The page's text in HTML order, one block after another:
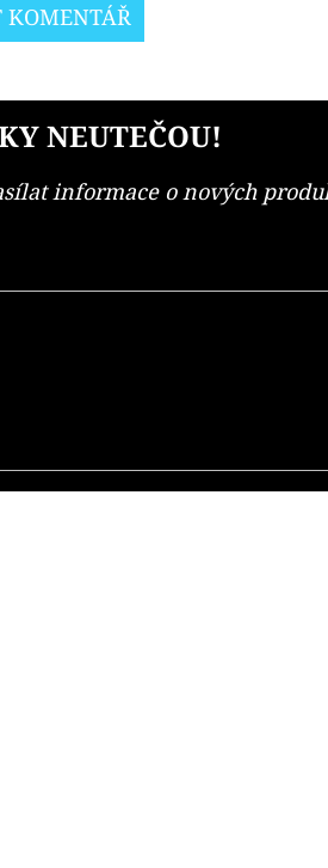
KOMENTÁŘ
NEUTEČOU!
informace o nových